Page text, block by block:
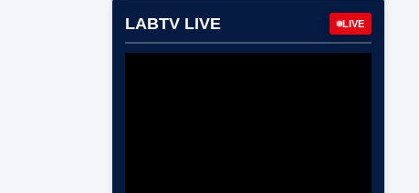
LABTV LIVE LIVE